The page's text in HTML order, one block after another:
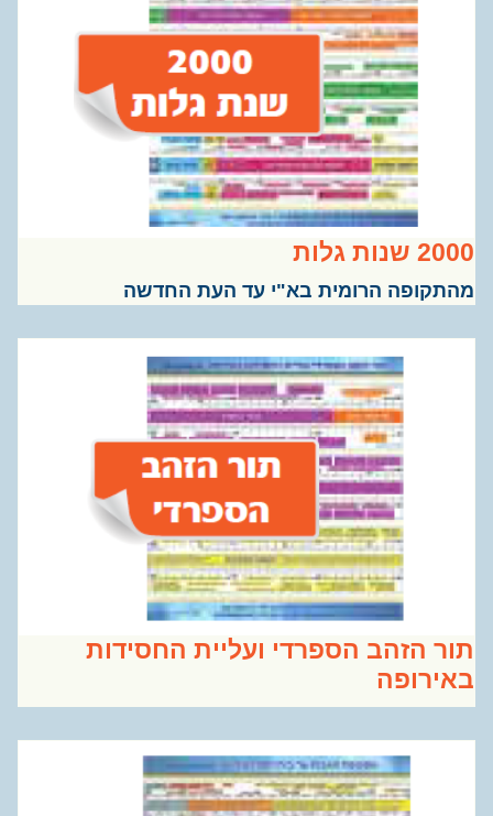
גלות
הרומית בא"י עד העת החדשה
הזהב הספרדי ועליית החסידות